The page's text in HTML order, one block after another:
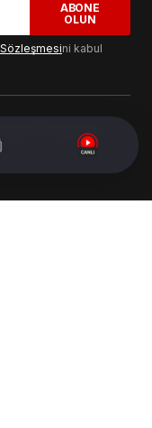
ABONE
OLUN
Sözleşmesini kabul
& Geliştirme :